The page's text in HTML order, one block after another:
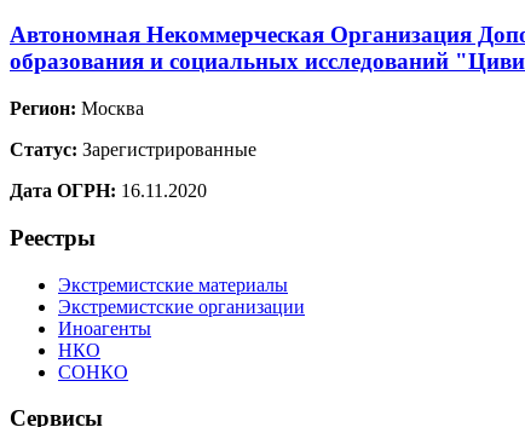
Автономная Некоммерческая Организация
образования и социальных исследований
Регион: Москва
Статус: Зарегистрированные
Дата ОГРН: 16.11.2020
Реестры
Экстремистские материалы
Экстремистские организации
Иноагенты
НКО
СОНКО
Сервисы